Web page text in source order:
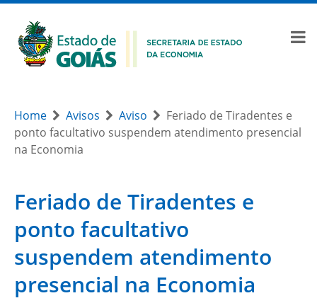
Home Avisos Aviso
Feriado de Tiradentes e
ponto facultativo suspendem atendimento presencial
na Economia
Feriado de Tiradentes e
ponto facultativo
suspendem atendimento
presencial na Economia